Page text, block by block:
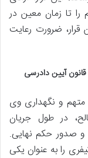
تا زمان معین در
قرار، ضرورت رعایت
بازداشت موقت چیست؟ (با استناد به بند د ماده ۲۱۷ قانون آیین دادرسی
و نگهداری وی
در طول جریان
و صدور حکم نهایی.
دادرسی کیفری را به عنوان یکی